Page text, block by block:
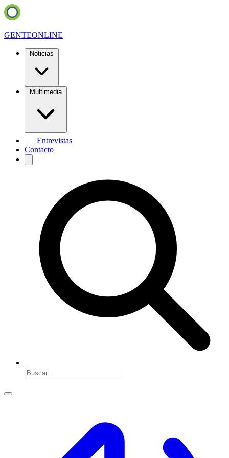
GENTEONLINE
Noticias
Multimedia
Entrevistas
Contacto